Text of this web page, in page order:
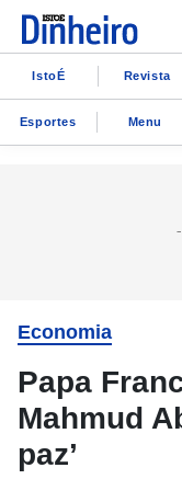
IstoÉ Revista
Esportes Menu
Economia
Papa
Mahmud
paz’